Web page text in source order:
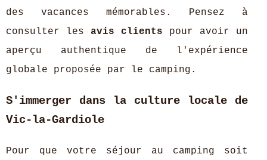
des vacances mémorables. Pensez à
consulter les avis clients pour avoir un
aperçu authentique de l'expérience
globale proposée par le camping.
S'immerger dans la culture locale de
Vic-la-Gardiole
Pour que votre séjour au camping soit